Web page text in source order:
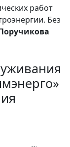
работ
Без